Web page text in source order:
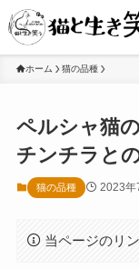
ホーム 猫の品種
ペルシャ猫
チンチラと
猫の品種 2023年
当ページのリ